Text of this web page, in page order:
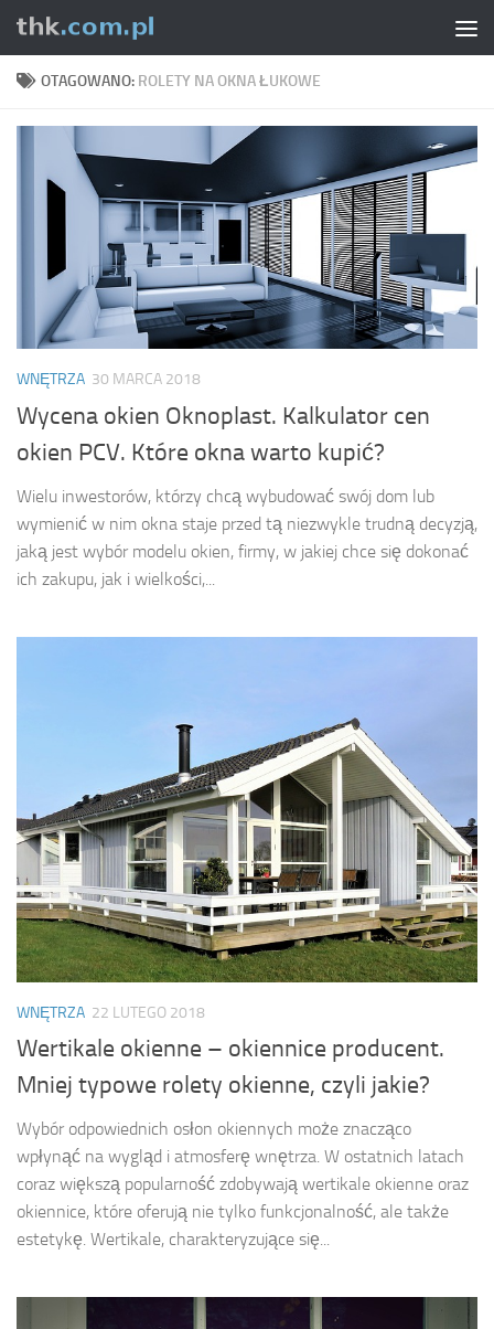
Skip to content
OTAGOWANO: ROLETY NA OKNA ŁUKOWE
WNĘTRZA 30 MARCA 2018
Wycena okien Oknoplast. Kalkulator cen
okien PCV. Które okna warto kupić?
Wielu inwestorów, którzy chcą wybudować swój dom lub
wymienić w nim okna staje przed tą niezwykle trudną decyzją,
jaką jest wybór modelu okien, firmy, w jakiej chce się dokonać
ich zakupu, jak i wielkości,...
WNĘTRZA 22 LUTEGO 2018
Wertikale okienne – okiennice producent.
Mniej typowe rolety okienne, czyli jakie?
Wybór odpowiednich osłon okiennych może znacząco
wpłynąć na wygląd i atmosferę wnętrza. W ostatnich latach
coraz większą popularność zdobywają wertikale okienne oraz
okiennice, które oferują nie tylko funkcjonalność, ale także
estetykę. Wertikale, charakteryzujące się...